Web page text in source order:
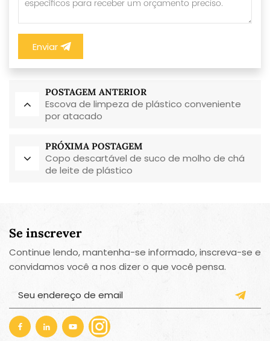
Enviar
POSTAGEM ANTERIOR
Escova de limpeza de plástico conveniente
por atacado
PRÓXIMA POSTAGEM
Copo descartável de suco de molho de chá
de leite de plástico
Se inscrever
Continue lendo, mantenha-se informado, inscreva-se e
convidamos você a nos dizer o que você pensa.